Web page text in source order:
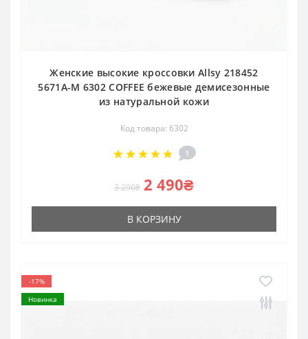
Женские высокие кроссовки Allsy 218452
5671A-M 6302 COFFEE бежевые демисезонные
из натуральной кожи
Код товара: 6302
1
3 290₴ 2 490₴
В КОРЗИНУ
-17%
Новинка